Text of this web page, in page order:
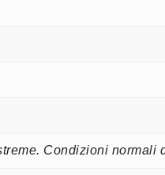
Condizioni normali